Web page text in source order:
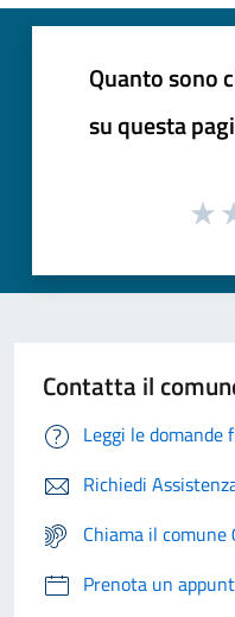
Quanto sono
su questa
Contatta il
Leggi le domande
Richiedi
Chiama il
Prenota un